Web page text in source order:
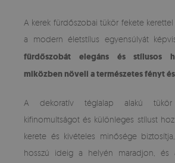
A kerek fürdőszobai tükör fekete
a modern életstílus egyensúlyát
fürdőszobát elegáns és stílusos
miközben növeli a természetes fényt
A dekoratív téglalap alakú
kifinomultságot és különleges stílust
kerete és kivételes minősége
hosszú ideig a helyén maradjon, és